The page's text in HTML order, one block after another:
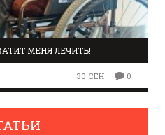
МЕНЯ ЛЕЧИТЬ!
30 СЕН 0